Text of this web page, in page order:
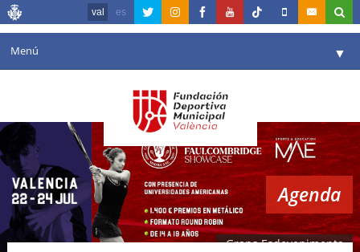
val es
Menú ▼
Agenda
Instal·lacions ▼
Comunicació ▼
València en esport ▼
Agenda
Grans Esdeveniments